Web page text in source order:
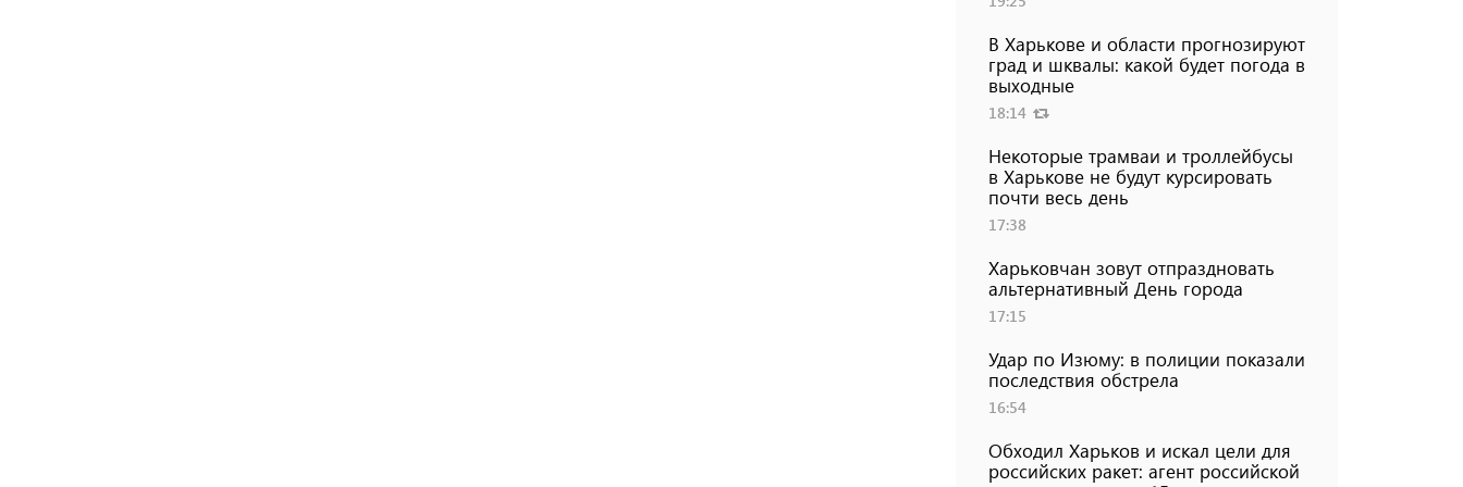
В Харькове и области прогнозируют
град и шквалы: какой будет погода в
выходные
18:14
Некоторые трамваи и троллейбусы
в Харькове не будут курсировать
почти весь день
17:38
Харьковчан зовут отпраздновать
альтернативный День города
17:15
Удар по Изюму: в полиции показали
последствия обстрела
16:54
Обходил Харьков и искал цели для
российских ракет: агент российской